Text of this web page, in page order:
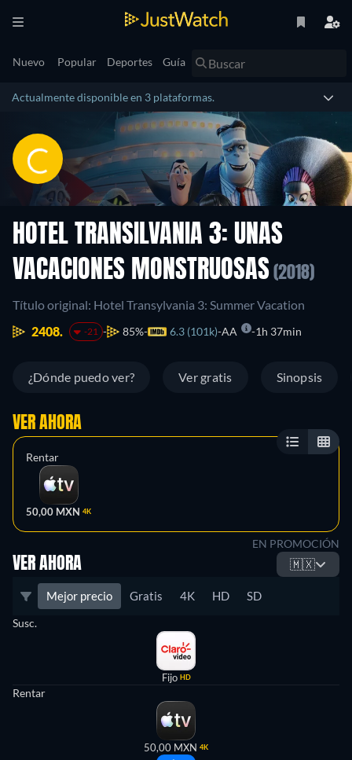
Nuevo Popular Deportes Guía
Actualmente disponible en 3 plataformas.
HOTEL TRANSILVANIA 3: UNAS
VACACIONES MONSTRUOSAS (2018)
Título original: Hotel Transylvania 3: Summer Vacation
2408.
-21 85% 6.3 (101k) AA 1h 37min
¿Dónde puedo ver? Ver gratis Sinopsis
VER AHORA
Rentar
50,00 MXN 4K
EN PROMOCIÓN
VER AHORA 🇲🇽
Mejor precio Gratis 4K HD SD
Susc.
Fijo HD
Rentar
50,00 MXN 4K